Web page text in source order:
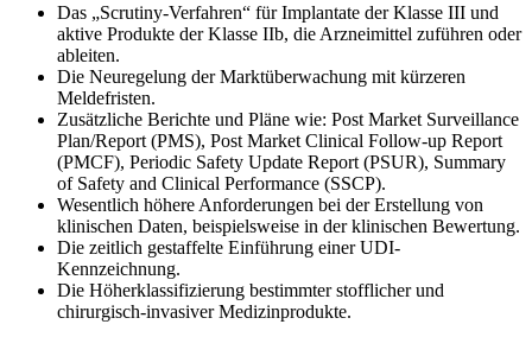
Das „Scrutiny-Verfahren“ für Implantate der Klasse III und
aktive Produkte der Klasse IIb, die Arzneimittel zuführen oder
ableiten.
Die Neuregelung der Marktüberwachung mit kürzeren
Meldefristen.
Zusätzliche Berichte und Pläne wie: Post Market Surveillance
Plan/Report (PMS), Post Market Clinical Follow-up Report
(PMCF), Periodic Safety Update Report (PSUR), Summary
of Safety and Clinical Performance (SSCP).
Wesentlich höhere Anforderungen bei der Erstellung von
klinischen Daten, beispielsweise in der klinischen Bewertung.
Die zeitlich gestaffelte Einführung einer UDI-
Kennzeichnung.
Die Höherklassifizierung bestimmter stofflicher und
chirurgisch-invasiver Medizinprodukte.